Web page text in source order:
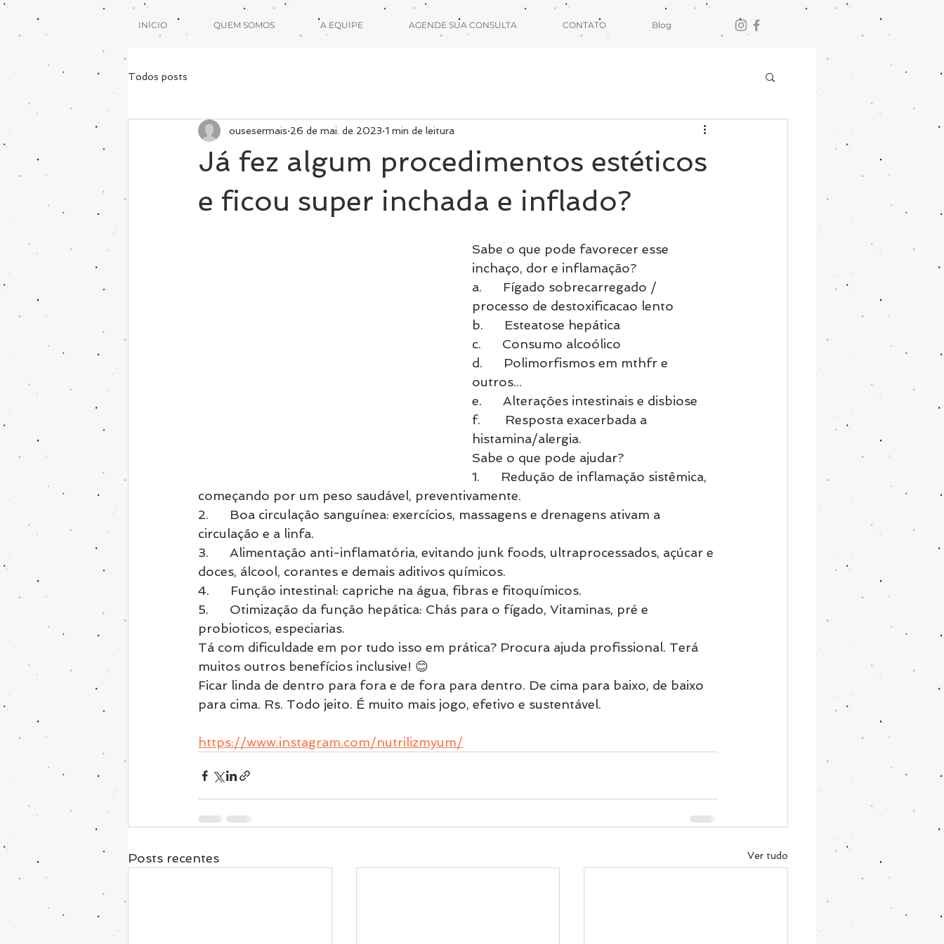
INÍCIO QUEM SOMOS A EQUIPE AGENDE SUA CONSULTA CONTATO Blog
Todos posts
Já fez algum procedimentos estéticos
e ficou super inchada e inflado?
ousesermais 26 de mai. de 2023 1 min de leitura
Sabe o que pode favorecer esse
inchaço, dor e inflamação?
a.      Fígado sobrecarregado /
processo de destoxificacao lento
b.      Esteatose hepática
c.      Consumo alcoólico
d.      Polimorfismos em mthfr e
outros...
e.      Alterações intestinais e disbiose
f.       Resposta exacerbada a
histamina/alergia.
Sabe o que pode ajudar?
1.      Redução de inflamação sistêmica,
começando por um peso saudável, preventivamente.
2.      Boa circulação sanguínea: exercícios, massagens e drenagens ativam a
circulação e a linfa.
3.      Alimentação anti-inflamatória, evitando junk foods, ultraprocessados, açúcar e
doces, álcool, corantes e demais aditivos químicos.
4.      Função intestinal: capriche na água, fibras e fitoquímicos.
5.      Otimização da função hepática: Chás para o fígado, Vitaminas, pré e
probioticos, especiarias.
Tá com dificuldade em por tudo isso em prática? Procura ajuda profissional. Terá
muitos outros benefícios inclusive! 😊
Ficar linda de dentro para fora e de fora para dentro. De cima para baixo, de baixo
para cima. Rs. Todo jeito. É muito mais jogo, efetivo e sustentável.
https://www.instagram.com/nutrilizmyum/
Posts recentes Ver tudo